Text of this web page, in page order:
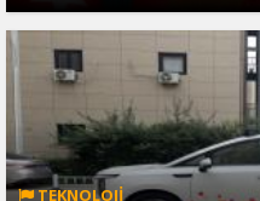
TEKNOLOJİ